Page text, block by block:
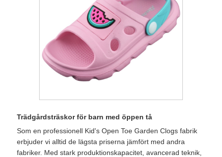
Trädgårdsträskor för barn med öppen tå
Som en professionell Kid's Open Toe Garden Clogs fabrik
erbjuder vi alltid de lägsta priserna jämfört med andra
fabriker. Med stark produktionskapacitet, avancerad teknik,